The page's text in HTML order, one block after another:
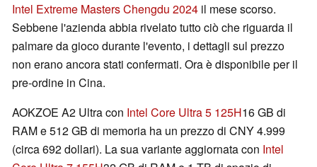
Intel Extreme Masters Chengdu 2024 il mese scorso.
Sebbene l'azienda abbia rivelato tutto ciò che riguarda il
palmare da gioco durante l'evento, i dettagli sul prezzo
non erano ancora stati confermati. Ora è disponibile per il
pre-ordine in Cina.
AOKZOE A2 Ultra con Intel Core Ultra 5 125H16 GB di
RAM e 512 GB di memoria ha un prezzo di CNY 4.999
(circa 692 dollari). La sua variante aggiornata con Intel